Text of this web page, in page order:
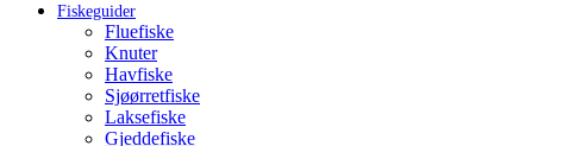
Fiskeguider
Fluefiske
Knuter
Havfiske
Sjøørretfiske
Laksefiske
Gjeddefiske